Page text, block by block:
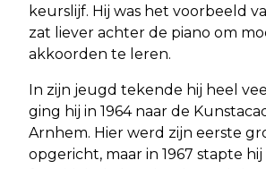
keurslijf. Hij was het voorbeeld
zat liever achter de piano om
akkoorden te leren.
In zijn jeugd tekende hij heel
ging hij in 1964 naar de
Arnhem. Hier werd zijn eerste
opgericht, maar in 1967 stapte